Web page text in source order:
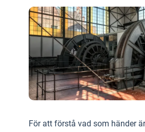
För att förstå vad som händer